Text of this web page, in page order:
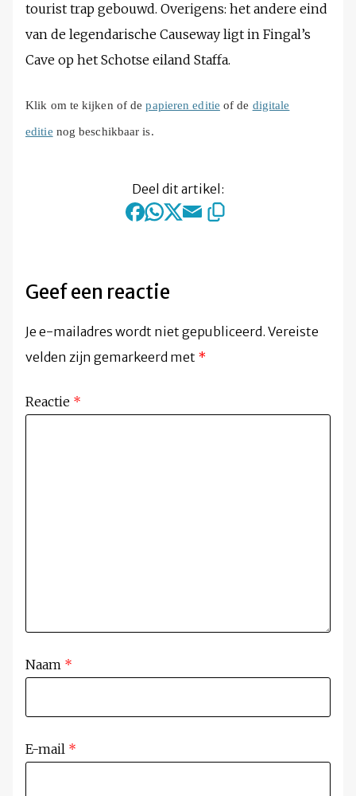
tourist trap gebouwd. Overigens: het andere eind
van de legendarische Causeway ligt in Fingal’s
Cave op het Schotse eiland Staffa.
Klik om te kijken of depapieren editie of de digitale
editie nog beschikbaar is.
Deel dit artikel:
Geef een reactie
Je e-mailadres wordt niet gepubliceerd. Vereiste
velden zijn gemarkeerd met *
Reactie *
Naam *
E-mail *